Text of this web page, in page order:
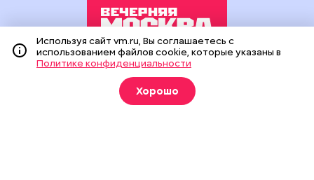
Издание создано при финансовой поддержке Департамента
средств массовой информации и рекламы города Москвы.
На сайте применяются рекомендательные технологии
(информационные технологии предоставления информации
Используя сайт vm.ru, Вы соглашаетесь с
использованием файлов cookie, которые указаны в
Политике конфиденциальности
Хорошо